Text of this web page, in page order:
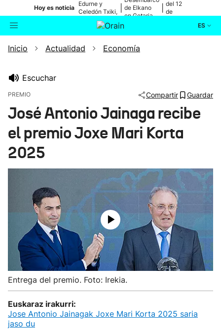
Hoy es noticia
Edurne y
Celedón Txiki,
en directo
de Elkano
en Getaria
del 12
de
ES
Buscador Actualidad
Ikusmiran
Inicio Actualidad Economía
Escuchar
PREMIO Compartir Guardar
José Antonio Jainaga recibe
el premio Joxe Mari Korta
2025
Entrega del premio. Foto: Irekia.
Euskaraz irakurri:
Jose Antonio Jainagak Joxe Mari Korta 2025 saria
jaso du